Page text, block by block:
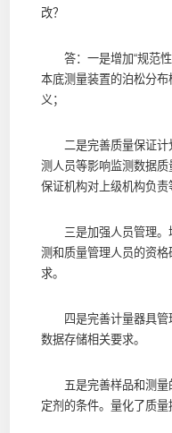
改？
答：一是增加“规范性
本底测量装置的泊松分布
义；
二是完善质量保证计
测人员等影响监测数据
保证机构对上级机构负责
三是加强人员管理。
测和质量管理人员的资
求。
四是完善计量器具管
数据存储相关要求。
五是完善样品和测量
定剂的条件。量化了质量